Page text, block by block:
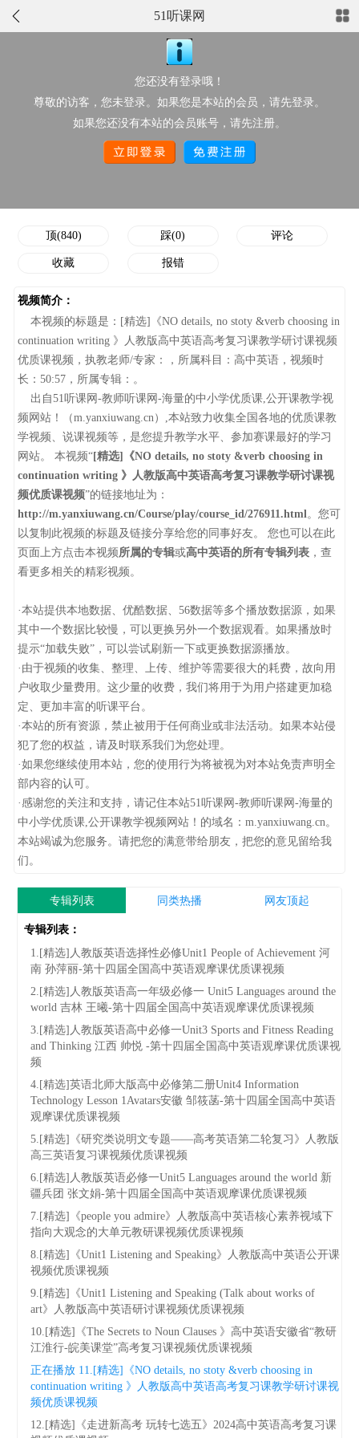
51听课网
您还没有登录哦！
尊敬的访客，您未登录。如果您是本站的会员，请先登录。
如果您还没有本站的会员账号，请先注册。
正在播放：[精选]《NO details, no stoty &verb choosing in
continuation writing 》人教版高中英语高考复习课教学研讨课视频
点此上传配套资源
高中英语
推荐星级：
点击次数： 1341
顶(840) 踩(0) 评论
收藏 报错
视频简介：
本视频的标题是：[精选]《NO details, no stoty &verb choosing in
continuation writing 》人教版高中英语高考复习课教学研讨课视频
优质课视频，执教老师/专家：，所属科目：高中英语，视频时
长：50:57，所属专辑：。
出自51听课网-教师听课网-海量的中小学优质课,公开课教学视
频网站！（m.yanxiuwang.cn）,本站致力收集全国各地的优质课教
学视频、说课视频等，是您提升教学水平、参加赛课最好的学习
网站。 本视频“[精选]《NO details, no stoty &verb choosing in
continuation writing 》人教版高中英语高考复习课教学研讨课视
频优质课视频”的链接地址为：
http://m.yanxiuwang.cn/Course/play/course_id/276911.html。您可
以复制此视频的标题及链接分享给您的同事好友。 您也可以在此
页面上方点击本视频所属的专辑或高中英语的所有专辑列表 ，查
看更多相关的精彩视频。
·本站提供本地数据、优酷数据、56数据等多个播放数据源，如果
其中一个数据比较慢，可以更换另外一个数据观看。如果播放时
提示“加载失败”，可以尝试刷新一下或更换数据源播放。
·由于视频的收集、整理、上传、维护等需要很大的耗费，故向用
户收取少量费用。这少量的收费，我们将用于为用户搭建更加稳
定、更加丰富的听课平台。
·本站的所有资源，禁止被用于任何商业或非法活动。如果本站侵
犯了您的权益，请及时联系我们为您处理。
·如果您继续使用本站，您的使用行为将被视为对本站免责声明全
部内容的认可。
·感谢您的关注和支持，请记住本站51听课网-教师听课网-海量的
中小学优质课,公开课教学视频网站！的域名：m.yanxiuwang.cn。
本站竭诚为您服务。请把您的满意带给朋友，把您的意见留给我
们。
专辑列表 同类热播 网友顶起
专辑列表：
1.[精选]人教版英语选择性必修Unit1 People of Achievement 河
南 孙萍丽-第十四届全国高中英语观摩课优质课视频
2.[精选]人教版英语高一年级必修一 Unit5 Languages around the
world 吉林 王曦-第十四届全国高中英语观摩课优质课视频
3.[精选]人教版英语高中必修一Unit3 Sports and Fitness Reading
and Thinking 江西 帅悦 -第十四届全国高中英语观摩课优质课视
频
4.[精选]英语北师大版高中必修第二册Unit4 Information
Technology Lesson 1Avatars安徽 邹筱菡-第十四届全国高中英语
观摩课优质课视频
5.[精选]《研究类说明文专题——高考英语第二轮复习》人教版
高三英语复习课视频优质课视频
6.[精选]人教版英语必修一Unit5 Languages around the world 新
疆兵团 张文娟-第十四届全国高中英语观摩课优质课视频
7.[精选]《people you admire》人教版高中英语核心素养视域下
指向大观念的大单元教研课视频优质课视频
8.[精选]《Unit1 Listening and Speaking》人教版高中英语公开课
视频优质课视频
9.[精选]《Unit1 Listening and Speaking (Talk about works of
art》人教版高中英语研讨课视频优质课视频
10.[精选]《The Secrets to Noun Clauses 》高中英语安徽省“教研
江淮行-皖美课堂”高考复习课视频优质课视频
正在播放 11.[精选]《NO details, no stoty &verb choosing in
continuation writing 》人教版高中英语高考复习课教学研讨课视
频优质课视频
12.[精选]《走进新高考 玩转七选五》2024高中英语高考复习课